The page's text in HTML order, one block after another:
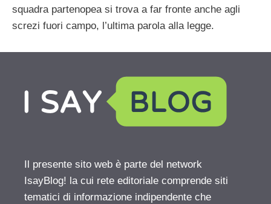
squadra partenopea si trova a far fronte anche agli
screzi fuori campo, l’ultima parola alla legge.
Il presente sito web è parte del network
IsayBlog! la cui rete editoriale comprende siti
tematici di informazione indipendente che